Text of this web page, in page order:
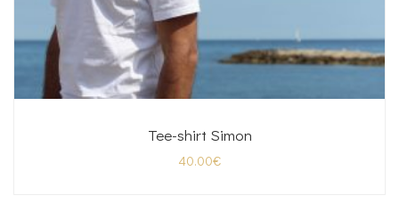
Tee-shirt Simon
40.00€